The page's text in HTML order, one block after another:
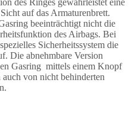
auf das Armaturenbrett.
beeinträchtigt nicht die
des Airbags. Bei
Sicherheitssystem die
Die abnehmbare Version
Gasring mittels einem Knopf
von nicht behinderten